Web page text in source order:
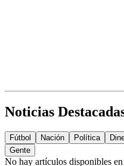
Noticias
Fútbol Nación Política
Gente
No hay artículos disponibles